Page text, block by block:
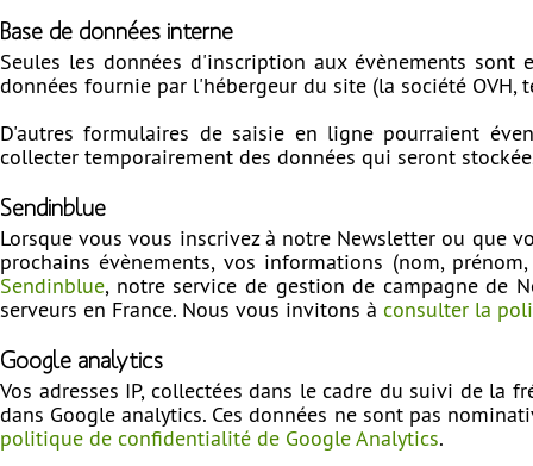
Base de données interne
Seules les données d'inscription aux évènements
données fournie par l'hébergeur du site (la société
D'autres formulaires de saisie en ligne pourraient
collecter temporairement des données qui seront
Sendinblue
Lorsque vous vous inscrivez à notre Newsletter ou que
prochains évènements, vos informations (nom,
Sendinblue, notre service de gestion de campagne de
serveurs en France. Nous vous invitons à consulter la
Google analytics
Vos adresses IP, collectées dans le cadre du suivi de la
dans Google analytics. Ces données ne sont pas
politique de confidentialité de Google Analytics.